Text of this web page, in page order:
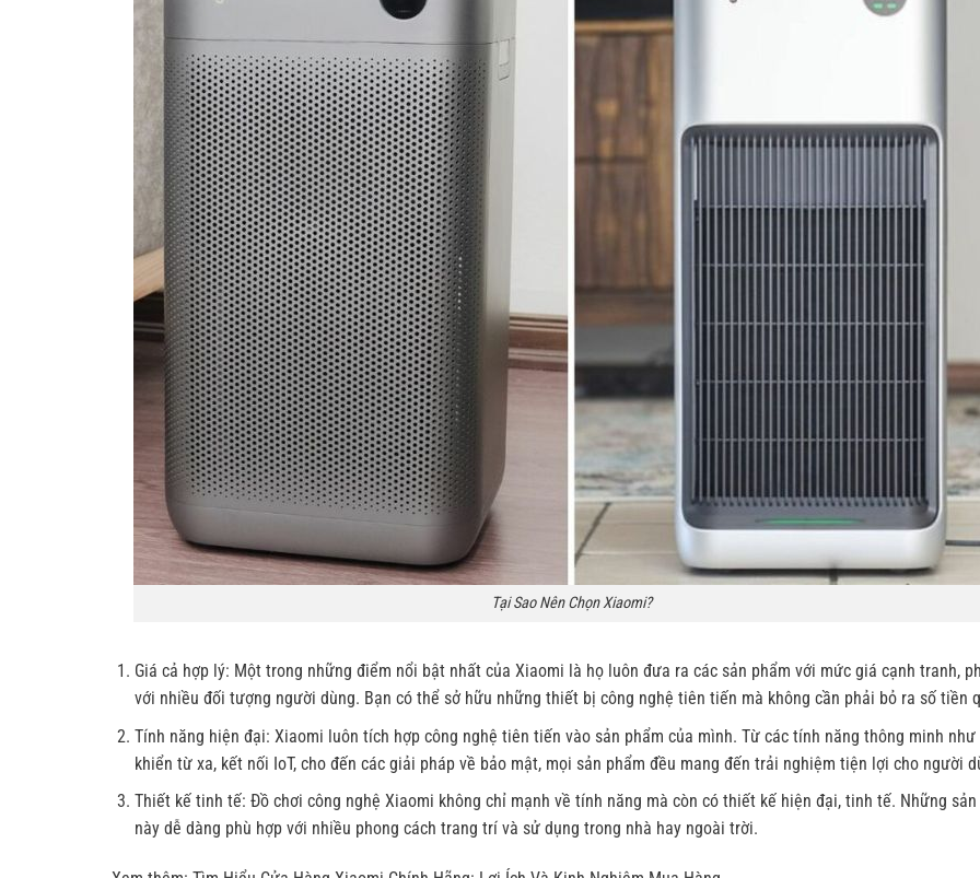
Tại Sao Nên Chọn Xiaomi?
Giá cả hợp lý: Một trong những điểm nổi bật nhất của Xiaomi là họ luôn đưa ra các sản phẩm với mức giá cạnh tranh,
với nhiều đối tượng người dùng. Bạn có thể sở hữu những thiết bị công nghệ tiên tiến mà không cần phải bỏ ra số tiền
Tính năng hiện đại: Xiaomi luôn tích hợp công nghệ tiên tiến vào sản phẩm của mình. Từ các tính năng thông minh như
khiển từ xa, kết nối IoT, cho đến các giải pháp về bảo mật, mọi sản phẩm đều mang đến trải nghiệm tiện lợi cho người
Thiết kế tinh tế: Đồ chơi công nghệ Xiaomi không chỉ mạnh về tính năng mà còn có thiết kế hiện đại, tinh tế. Những sản
này dễ dàng phù hợp với nhiều phong cách trang trí và sử dụng trong nhà hay ngoài trời.